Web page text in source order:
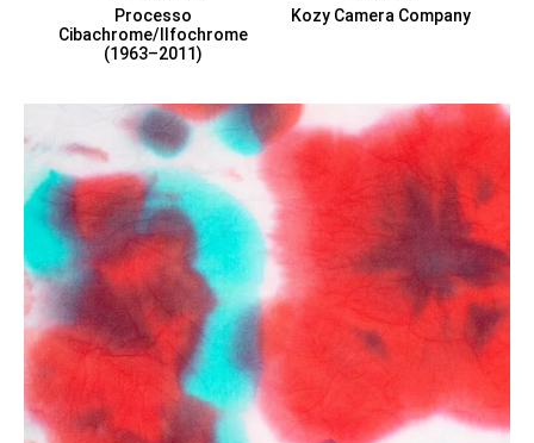
Processo
Cibachrome/Ilfochrome
(1963–2011)
Kozy Camera Company